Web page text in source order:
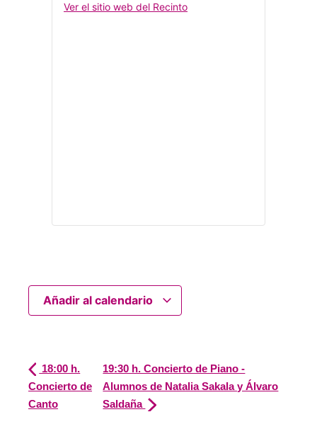
Ver el sitio web del Recinto
Añadir al calendario
18:00 h.
Concierto de
Canto
19:30 h. Concierto de Piano -
Alumnos de Natalia Sakala y Álvaro
Saldaña